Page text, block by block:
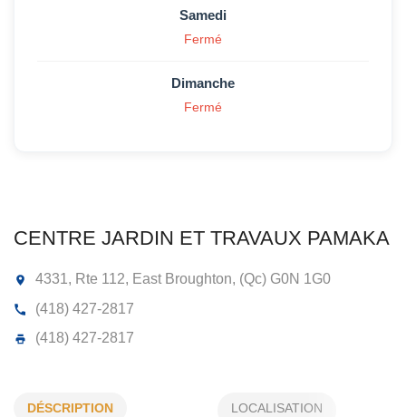
DÉSCRIPTION
Samedi
Fermé
Dimanche
Fermé